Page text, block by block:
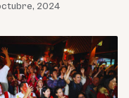
2024